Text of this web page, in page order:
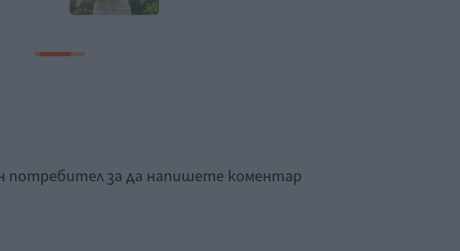
потребител за да напишете коментар